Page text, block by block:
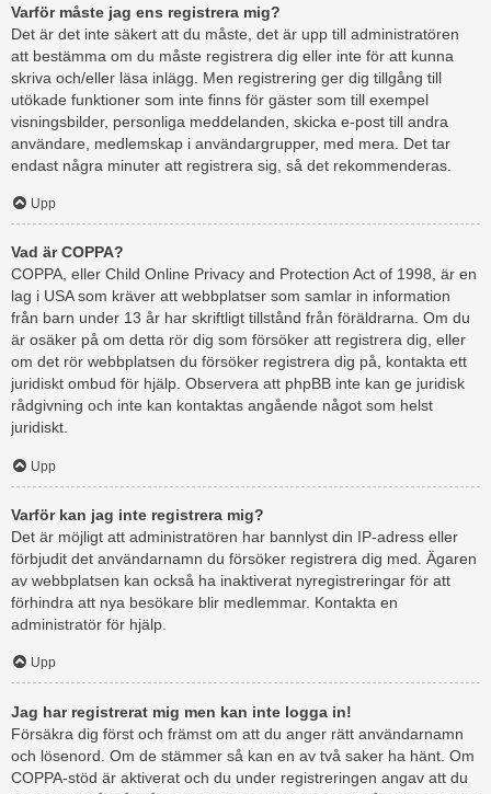
Varför måste jag ens registrera mig?
Det är det inte säkert att du måste, det är upp till administratören
att bestämma om du måste registrera dig eller inte för att kunna
skriva och/eller läsa inlägg. Men registrering ger dig tillgång till
utökade funktioner som inte finns för gäster som till exempel
visningsbilder, personliga meddelanden, skicka e-post till andra
användare, medlemskap i användargrupper, med mera. Det tar
endast några minuter att registrera sig, så det rekommenderas.
Upp
Vad är COPPA?
COPPA, eller Child Online Privacy and Protection Act of 1998, är en
lag i USA som kräver att webbplatser som samlar in information
från barn under 13 år har skriftligt tillstånd från föräldrarna. Om du
är osäker på om detta rör dig som försöker att registrera dig, eller
om det rör webbplatsen du försöker registrera dig på, kontakta ett
juridiskt ombud för hjälp. Observera att phpBB inte kan ge juridisk
rådgivning och inte kan kontaktas angående något som helst
juridiskt.
Upp
Varför kan jag inte registrera mig?
Det är möjligt att administratören har bannlyst din IP-adress eller
förbjudit det användarnamn du försöker registrera dig med. Ägaren
av webbplatsen kan också ha inaktiverat nyregistreringar för att
förhindra att nya besökare blir medlemmar. Kontakta en
administratör för hjälp.
Upp
Jag har registrerat mig men kan inte logga in!
Försäkra dig först och främst om att du anger rätt användarnamn
och lösenord. Om de stämmer så kan en av två saker ha hänt. Om
COPPA-stöd är aktiverat och du under registreringen angav att du